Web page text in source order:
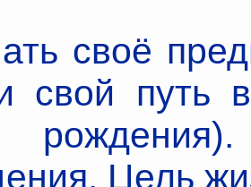
своё
свой путь
Цель